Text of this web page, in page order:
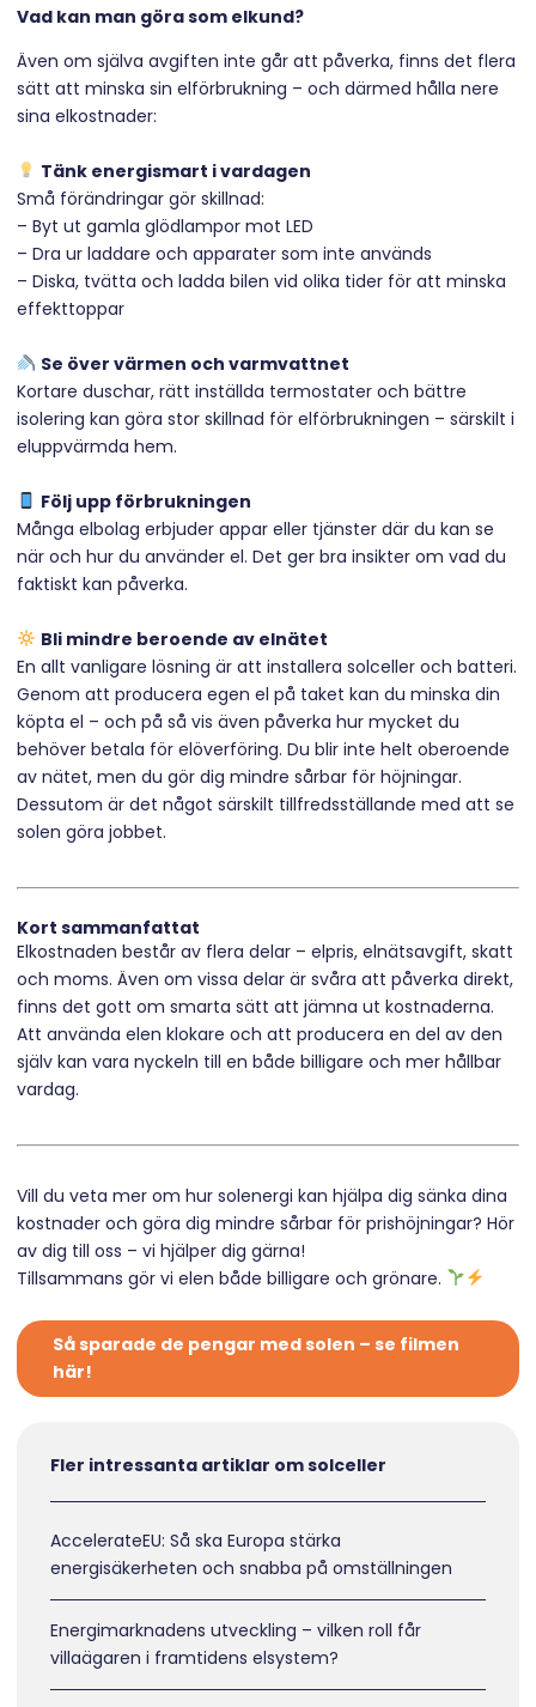
Vad kan man göra som elkund?
Även om själva avgiften inte går att påverka, finns det flera
sätt att minska sin elförbrukning – och därmed hålla nere
sina elkostnader:
Tänk energismart i vardagen
Små förändringar gör skillnad:
– Byt ut gamla glödlampor mot LED
– Dra ur laddare och apparater som inte används
– Diska, tvätta och ladda bilen vid olika tider för att minska
effekttoppar
Se över värmen och varmvattnet
Kortare duschar, rätt inställda termostater och bättre
isolering kan göra stor skillnad för elförbrukningen – särskilt i
eluppvärmda hem.
Följ upp förbrukningen
Många elbolag erbjuder appar eller tjänster där du kan se
när och hur du använder el. Det ger bra insikter om vad du
faktiskt kan påverka.
Bli mindre beroende av elnätet
En allt vanligare lösning är att installera solceller och batteri.
Genom att producera egen el på taket kan du minska din
köpta el – och på så vis även påverka hur mycket du
behöver betala för elöverföring. Du blir inte helt oberoende
av nätet, men du gör dig mindre sårbar för höjningar.
Dessutom är det något särskilt tillfredsställande med att se
solen göra jobbet.
Kort sammanfattat
Elkostnaden består av flera delar – elpris, elnätsavgift, skatt
och moms. Även om vissa delar är svåra att påverka direkt,
finns det gott om smarta sätt att jämna ut kostnaderna.
Att använda elen klokare och att producera en del av den
själv kan vara nyckeln till en både billigare och mer hållbar
vardag.
Vill du veta mer om hur solenergi kan hjälpa dig sänka dina
kostnader och göra dig mindre sårbar för prishöjningar? Hör
av dig till oss – vi hjälper dig gärna!
Tillsammans gör vi elen både billigare och grönare.
Så sparade de pengar med solen – se filmen
här!
Fler intressanta artiklar om solceller
AccelerateEU: Så ska Europa stärka
energisäkerheten och snabba på omställningen
Energimarknadens utveckling – vilken roll får
villaägaren i framtidens elsystem?